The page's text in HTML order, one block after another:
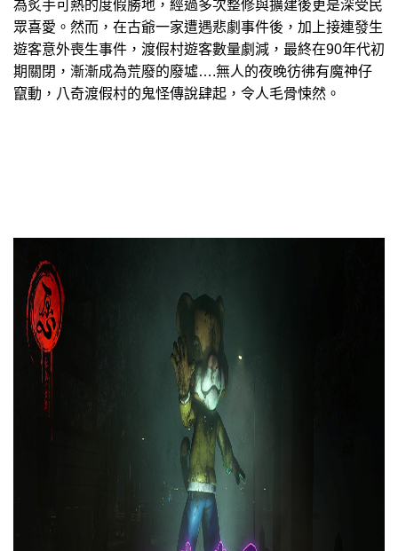
為炙手可熱的度假勝地，經過多次整修與擴建後更是深受民
眾喜愛。然而，在古爺一家遭遇悲劇事件後，加上接連發生
遊客意外喪生事件，渡假村遊客數量劇減，最終在90年代初
期關閉，漸漸成為荒廢的廢墟….無人的夜晚彷彿有魔神仔
竄動，八奇渡假村的鬼怪傳說肆起，令人毛骨悚然。